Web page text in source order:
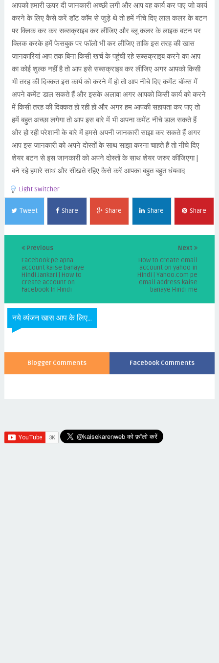
आपको हमारी ऊपर दी जानकारी अच्छी लगी और आप वह कार्य कर पाए जो कार्य
करने के लिए कैसे करें डॉट कॉम से जुड़े थे तो हमें नीचे दिए लाल कलर के बटन
पर क्लिक कर कर सब्सक्राइब कर लीजिए और ब्लू कलर के लाइक बटन पर
क्लिक करके हमें फेसबुक पर फॉलो भी कर लीजिए ताकि इस तरह की खास
जानकारियां आप तक बिना किसी खर्च के पहुंची रहे सब्सक्राइब करने का आप
का कोई शुल्क नहीं है तो आप इसे सब्सक्राइब कर लीजिए अगर आपको किसी
भी तरह की दिक्कत इस कार्य को करने में हो तो आप नीचे दिए कमेंट बॉक्स में
अपने कमेंट डाल सकते हैं और इसके अलावा अगर आपको किसी कार्य को करने
में किसी तरह की दिक्कत हो रही हो और अगर हम आपकी सहायता कर पाए तो
हमें बहुत अच्छा लगेगा तो आप इस बारे में भी अपना कमेंट नीचे डाल सकते हैं
और हो रही परेशानी के बारे में हमसे अपनी जानकारी साझा कर सकते हैं अगर
आप इस जानकारी को अपने दोस्तों के साथ साझा करना चाहते हैं तो नीचे दिए
शेयर बटन से इस जानकारी को अपने दोस्तों के साथ शेयर जरुर कीजिएगा |
बने रहे हमारे साथ और सीखते रहिए कैसे करें आपका बहुत बहुत धंयवाद
Light Switcher
Tweet Share Share Share Share
Next
How to create email
account on yahoo in
Hindi | Yahoo.com pe
email address kaise
banaye Hindi me
Previous
Facebook pe apna
account kaise banaye
Hindi Jankari | How to
create account on
facebook In Hindi
नये व्यंजन खास आप के लिए...
Blogger Comments Facebook Comments